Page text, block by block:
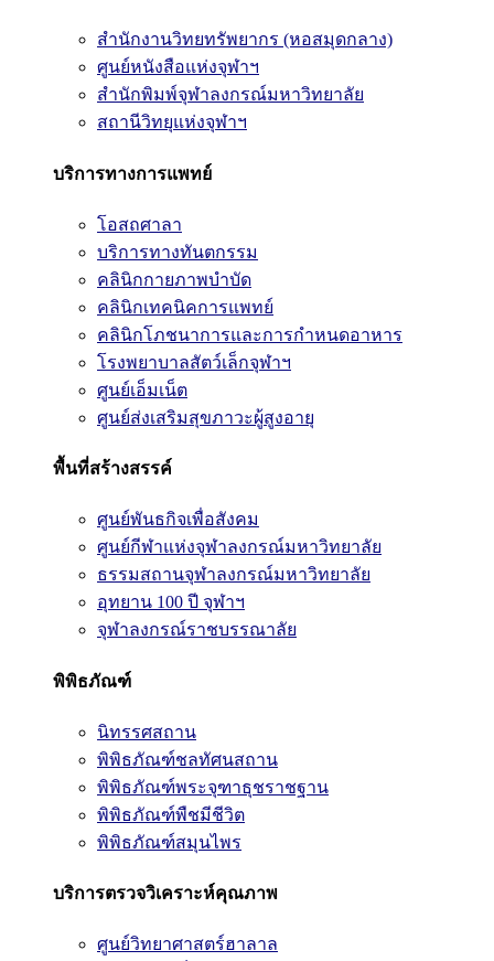
สำนักงานวิทยทรัพยากร (หอสมุดกลาง)
ศูนย์หนังสือแห่งจุฬาฯ
สำนักพิมพ์จุฬาลงกรณ์มหาวิทยาลัย
สถานีวิทยุแห่งจุฬาฯ
บริการทางการแพทย์
โอสถศาลา
บริการทางทันตกรรม
คลินิกกายภาพบำบัด
คลินิกเทคนิคการแพทย์
คลินิกโภชนาการและการกำหนดอาหาร
โรงพยาบาลสัตว์เล็กจุฬาฯ
ศูนย์เอ็มเน็ต
ศูนย์ส่งเสริมสุขภาวะผู้สูงอายุ
พื้นที่สร้างสรรค์
ศูนย์พันธกิจเพื่อสังคม
ศูนย์กีฬาแห่งจุฬาลงกรณ์มหาวิทยาลัย
ธรรมสถานจุฬาลงกรณ์มหาวิทยาลัย
อุทยาน 100 ปี จุฬาฯ
จุฬาลงกรณ์ราชบรรณาลัย
พิพิธภัณฑ์
นิทรรศสถาน
พิพิธภัณฑ์ชลทัศนสถาน
พิพิธภัณฑ์พระจุฑาธุชราชฐาน
พิพิธภัณฑ์พืชมีชีวิต
พิพิธภัณฑ์สมุนไพร
บริการตรวจวิเคราะห์คุณภาพ
ศูนย์วิทยาศาสตร์ฮาลาล